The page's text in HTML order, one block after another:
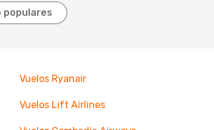
populares
Vuelos Ryanair
Vuelos Lift Airlines